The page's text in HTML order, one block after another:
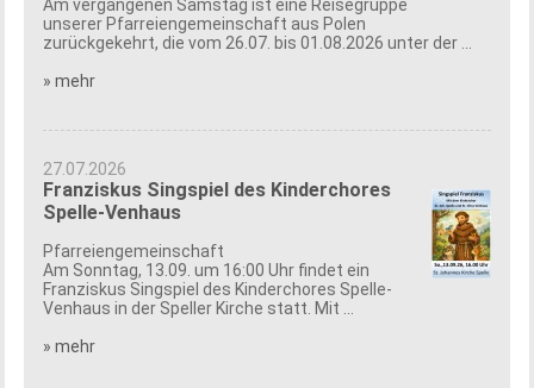
Am vergangenen Samstag ist eine Reisegruppe
unserer Pfarreiengemeinschaft aus Polen
zurückgekehrt, die vom 26.07. bis 01.08.2026 unter der ...
» mehr
27.07.2026
Franziskus Singspiel des Kinderchores
Spelle-Venhaus
Pfarreiengemeinschaft
Am Sonntag, 13.09. um 16:00 Uhr findet ein
Franziskus Singspiel des Kinderchores Spelle-
Venhaus in der Speller Kirche statt. Mit ...
» mehr